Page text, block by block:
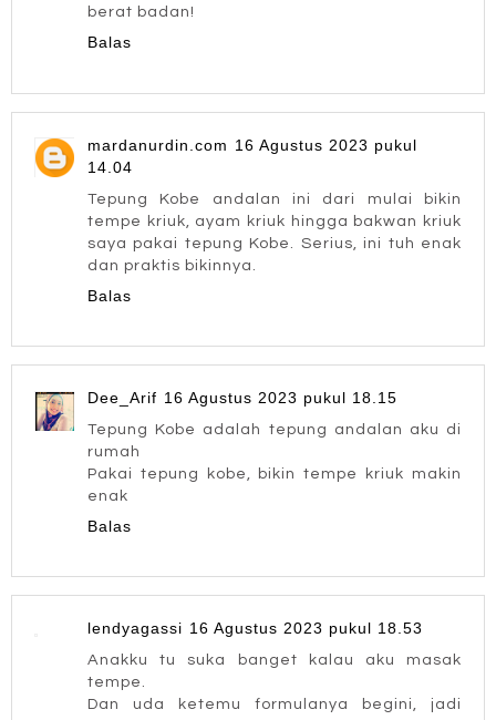
berat badan!
Balas
mardanurdin.com 16 Agustus 2023 pukul
14.04
Tepung Kobe andalan ini dari mulai bikin
tempe kriuk, ayam kriuk hingga bakwan kriuk
saya pakai tepung Kobe. Serius, ini tuh enak
dan praktis bikinnya.
Balas
Dee_Arif 16 Agustus 2023 pukul 18.15
Tepung Kobe adalah tepung andalan aku di
rumah
Pakai tepung kobe, bikin tempe kriuk makin
enak
Balas
lendyagassi 16 Agustus 2023 pukul 18.53
Anakku tu suka banget kalau aku masak
tempe.
Dan uda ketemu formulanya begini, jadi